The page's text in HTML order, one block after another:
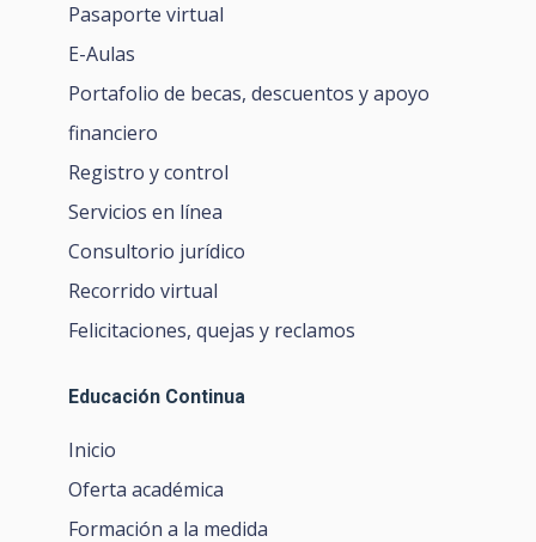
Pasaporte virtual
E-Aulas
Portafolio de becas, descuentos y apoyo
financiero
Registro y control
Servicios en línea
Consultorio jurídico
Recorrido virtual
Felicitaciones, quejas y reclamos
Educación Continua
Inicio
Oferta académica
Formación a la medida